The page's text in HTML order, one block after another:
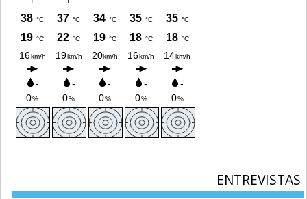
ENTREVISTAS